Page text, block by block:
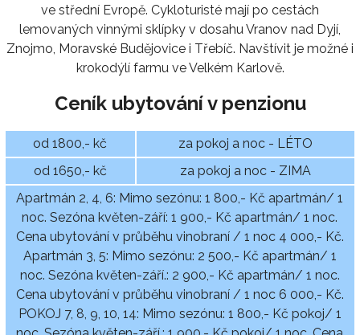
ve střední Evropě. Cykloturisté mají po cestách
lemovaných vinnými sklípky v dosahu Vranov nad Dyjí,
Znojmo, Moravské Budějovice i Třebíč. Navštívit je možné i
krokodýlí farmu ve Velkém Karlově.
Ceník ubytování v penzionu
od 1800,- kč
za pokoj a noc - LÉTO
od 1650,- kč
za pokoj a noc - ZIMA
Apartmán 2, 4, 6: Mimo sezónu: 1 800,- Kč apartmán/ 1
noc. Sezóna květen-září: 1 900,- Kč apartmán/ 1 noc.
Cena ubytování v průběhu vinobraní / 1 noc 4 000,- Kč.
Apartmán 3, 5: Mimo sezónu: 2 500,- Kč apartmán/ 1
noc. Sezóna květen-září.: 2 900,- Kč apartmán/ 1 noc.
Cena ubytování v průběhu vinobraní / 1 noc 6 000,- Kč.
POKOJ 7, 8, 9, 10, 14: Mimo sezónu: 1 800,- Kč pokoj/ 1